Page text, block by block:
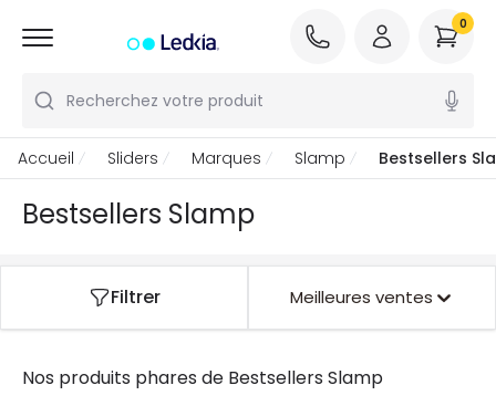
Recherchez votre produit
0
Accueil Sliders Marques Slamp Bestsellers
Bestsellers Slamp
Filtrer Meilleures ventes
Nos produits phares de Bestsellers Slamp